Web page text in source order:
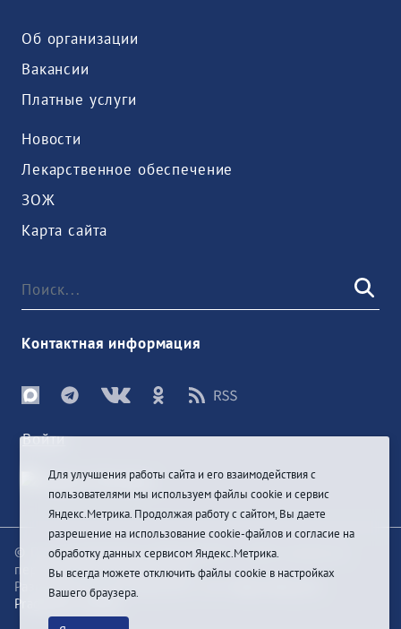
Об организации
Вакансии
Платные услуги
Новости
Лекарственное обеспечение
ЗОЖ
Карта сайта
Контактная информация
Войти
© При цитировании информации с сайта ссылка на
первоисточник обязательна
Разработка и техподдержка сайта
Pragmatic Studio
Для улучшения работы сайта и его взаимодействия с
пользователями мы используем файлы cookie и сервис
Яндекс.Метрика. Продолжая работу с сайтом, Вы даете
разрешение на использование cookie-файлов и согласие на
обработку данных сервисом Яндекс.Метрика.
Вы всегда можете отключить файлы cookie в настройках
Вашего браузера.